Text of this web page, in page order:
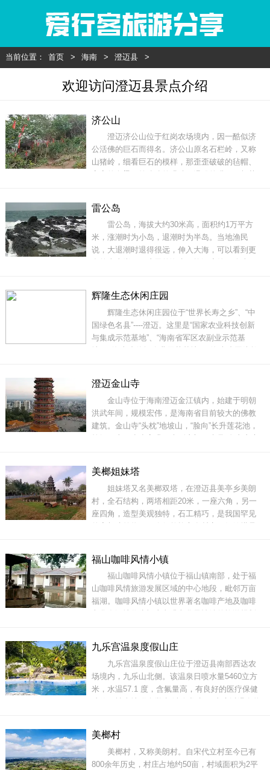
当前位置： 首页 > 海南 > 澄迈县 >
欢迎访问澄迈县景点介绍
济公山
澄迈济公山位于红岗农场境内，因一酷似济
公活佛的巨石而得名。济公山原名石栏岭，又称
山猪岭，细看巨石的模样，那歪歪破破的毡帽、
日在此风景山上发现。济公活佛生性古怪，心地
善良，扬善疾恶，除暴安良，扶危济困。”石碑后
面
雷公岛
雷公岛，海拔大约30米高，面积约1万平方
米，涨潮时为小岛，退潮时为半岛。当地渔民
说，大退潮时退得很远，伸入大海，可以看到更
修建潜艇基地，派有军队驻扎测绘，现在雷公岛
上还遗留有日军修建的碉堡。雷公岛附近海底的
火山岩石，被海水长
辉隆生态休闲庄园
辉隆生态休闲庄园位于“世界长寿之乡”、“中
国绿色名县”----澄迈。这里是“国家农业科技创新
与集成示范基地”、“海南省军区农副业示范基
植、养殖、休闲、养生的天然福地。庄园所在
地“基地路67号”是225
澄迈金山寺
金山寺位于海南澄迈金江镇内，始建于明朝
洪武年间，规模宏伟，是海南省目前较大的佛教
建筑。金山寺“头枕”地坡山，“脸向”长升莲花池，
坊，满院琉璃绿瓦，四周粉墙漆壁。整座金寺，
依山傍水，居高临下，南渡江为玉带，南蛇岭作
念珠，窥海口迎
美榔姐妹塔
姐妹塔又名美榔双塔，在澄迈县美亭乡美朗
村，全石结构，两塔相距20米，一座六角，另一
座四角，造型美观独特，石工精巧，是我国罕见
的宋朝建筑物，至今仍然屹立在村旁。姐妹塔是
三米，共七层。塔的周围绿草簇拥，鲜花点缀，
景色清幽。旁边几棵耸望云天的椰子树，在微风
的吹拂下，发出轻
福山咖啡风情小镇
福山咖啡风情小镇位于福山镇南部，处于福
山咖啡风情旅游发展区域的中心地段，毗邻万亩
福湖。咖啡风情小镇以世界著名咖啡产地及咖啡
一站式的体验世界级咖啡美食和民俗风情。整个
福山镇现有10个各具特色的咖啡旅游文化风情
九乐宫温泉度假山庄
九乐宫温泉度假山庄位于澄迈县南部西达农
场境内，九乐山北侧。该温泉日喷水量5460立方
米，水温57.1 度，含氟量高，有良好的医疗保健
区、热带果园区、景观保育区五大部分组成;是理
想的健身、休闲、旅游度假胜地。在泡温泉
美榔村
美榔村，又称美朗村。自宋代立村至今已有
800余年历史，村庄占地约50亩，村域面积为2平